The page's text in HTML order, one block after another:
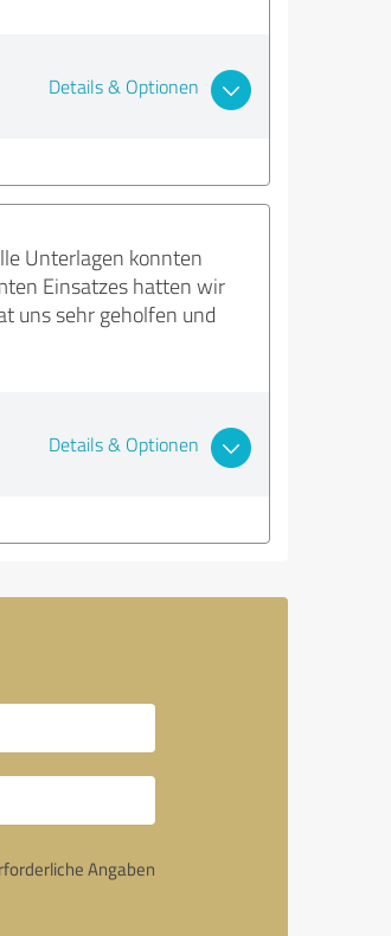
Details & Optionen
Unterlagen konnten
Einsatzes hatten wir
uns sehr geholfen und
Details & Optionen
Angaben